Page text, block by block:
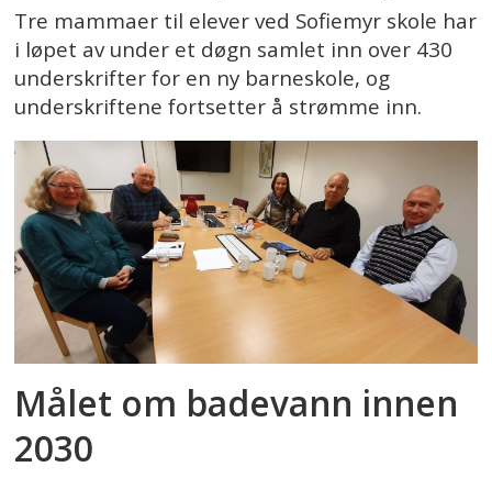
Tre mammaer til elever ved Sofiemyr skole har
i løpet av under et døgn samlet inn over 430
underskrifter for en ny barneskole, og
underskriftene fortsetter å strømme inn.
Målet om badevann innen
2030